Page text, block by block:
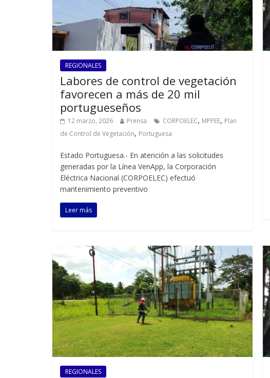
REGIONALES
Labores de control de vegetación
favorecen a más de 20 mil
portugueseños
12 marzo, 2026 Prensa CORPOELEC, MPPEE, Plan
de Control de Vegetación, Portuguesa
Estado Portuguesa.- En atención a las solicitudes
generadas por la Línea VenApp, la Corporación
Eléctrica Nacional (CORPOELEC) efectuó
mantenimiento preventivo
Leer más
REGIONALES